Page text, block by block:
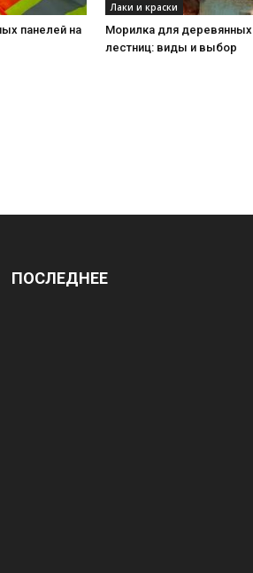
панелей на
Лаки и краски
Морилка для деревянных
лестниц: виды и выбор
ПОСЛЕДНЕЕ